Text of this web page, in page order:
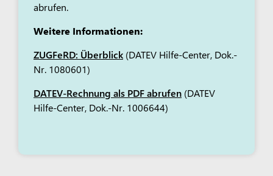
abrufen.
Weitere Informationen:
ZUGFeRD: Überblick (DATEV Hilfe-Center, Dok.-
Nr. 1080601)
DATEV-Rechnung als PDF abrufen (DATEV
Hilfe-Center, Dok.-Nr. 1006644)